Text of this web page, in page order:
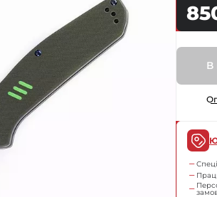
пальники
В